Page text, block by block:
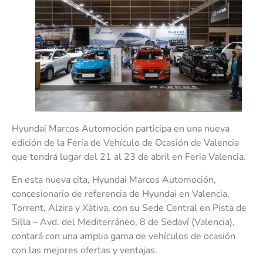
Hyundai Marcos Automoción participa en una nueva
edición de la Feria de Vehículo de Ocasión de Valencia
que tendrá lugar del 21 al 23 de abril en Feria Valencia.
En esta nueva cita, Hyundai Marcos Automoción,
concesionario de referencia de Hyundai en Valencia,
Torrent, Alzira y Xàtiva, con su Sede Central en Pista de
Silla – Avd. del Mediterráneo, 8 de Sedaví (Valencia),
contará con una amplia gama de vehículos de ocasión
con las mejores ofertas y ventajas.